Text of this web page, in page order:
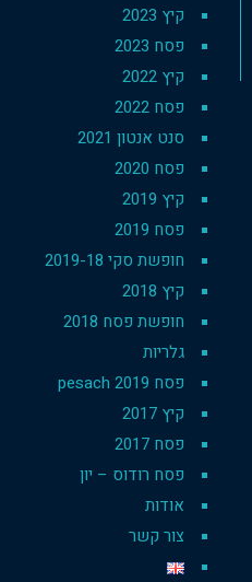
קיץ 2023
פסח 2023
קיץ 2022
פסח 2022
סנט אנטון 2021
פסח 2020
קיץ 2019
פסח 2019
חופשת סקי 2019-18
קיץ 2018
חופשת פסח 2018
גלריות
פסח 2019 pesach
קיץ 2017
פסח 2017
פסח רודוס – יון
אודות
צור קשר